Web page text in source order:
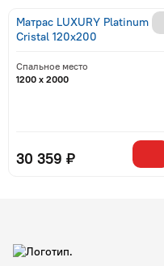
Матрас LUXURY Platinum
Cristal 120x200
Спальное место
1200 x 2000
30 359 ₽